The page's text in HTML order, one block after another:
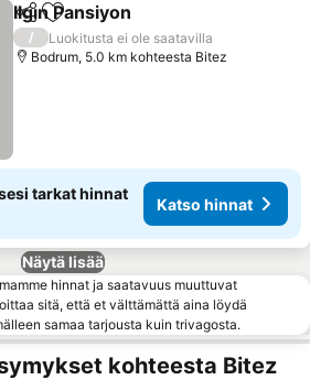
Jaa Lisää suosikkeihin
Ilgın Pansiyon
/
Luokitusta ei ole saatavilla
Bodrum, 5.0 km kohteesta Bitez
tarkat hinnat
Katso hinnat
Näytä lisää
hinnat ja saatavuus muuttuvat
sitä, että et välttämättä aina löydä
samaa tarjousta kuin trivagosta.
kohteesta Bitez